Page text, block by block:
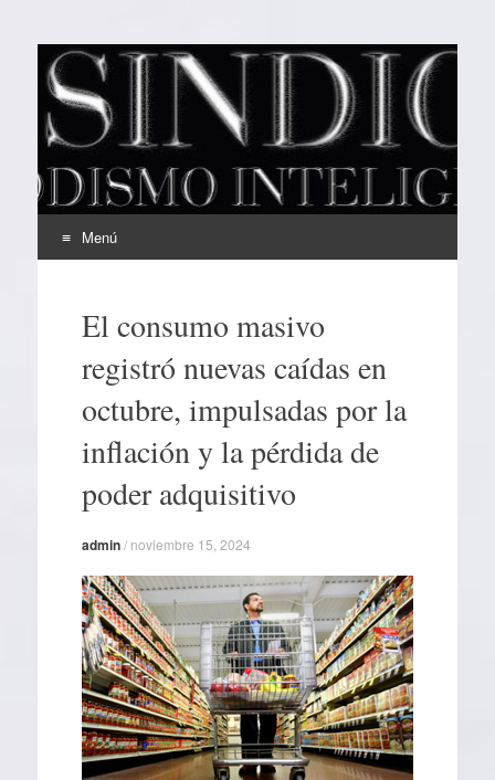
EL SINDICAL
Periodismo Inteligente
Menú
contenidoEl consumo masivo
registró nuevas caídas en
octubre, impulsadas por la
inflación y la pérdida de
poder adquisitivo
admin/ noviembre 15, 2024